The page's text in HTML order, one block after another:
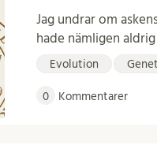
Jag undrar om
hade nämligen
Evolution
0 Kommentarer